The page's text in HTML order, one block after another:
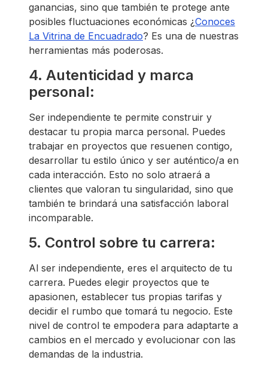
ganancias, sino que también te protege ante
posibles fluctuaciones económicas ¿Conoces
La Vitrina de Encuadrado? Es una de nuestras
herramientas más poderosas.
4. Autenticidad y marca
personal:
Ser independiente te permite construir y
destacar tu propia marca personal. Puedes
trabajar en proyectos que resuenen contigo,
desarrollar tu estilo único y ser auténtico/a en
cada interacción. Esto no solo atraerá a
clientes que valoran tu singularidad, sino que
también te brindará una satisfacción laboral
incomparable.
5. Control sobre tu carrera:
Al ser independiente, eres el arquitecto de tu
carrera. Puedes elegir proyectos que te
apasionen, establecer tus propias tarifas y
decidir el rumbo que tomará tu negocio. Este
nivel de control te empodera para adaptarte a
cambios en el mercado y evolucionar con las
demandas de la industria.